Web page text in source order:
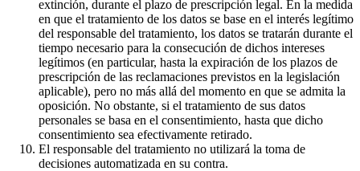
extinción, durante el plazo de prescripción legal. En la medida
en que el tratamiento de los datos se base en el interés legítimo
del responsable del tratamiento, los datos se tratarán durante el
tiempo necesario para la consecución de dichos intereses
legítimos (en particular, hasta la expiración de los plazos de
prescripción de las reclamaciones previstos en la legislación
aplicable), pero no más allá del momento en que se admita la
oposición. No obstante, si el tratamiento de sus datos
personales se basa en el consentimiento, hasta que dicho
consentimiento sea efectivamente retirado.
El responsable del tratamiento no utilizará la toma de
decisiones automatizada en su contra.